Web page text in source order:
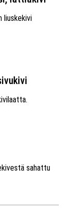
liuskekivi
sahattu